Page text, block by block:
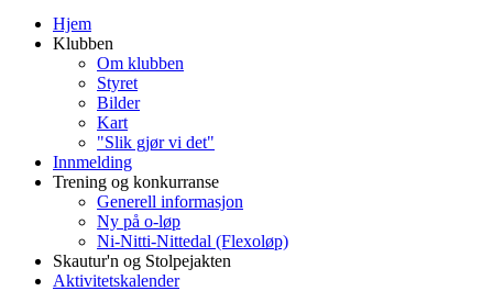
Hjem
Klubben
Om klubben
Styret
Bilder
Kart
"Slik gjør vi det"
Innmelding
Trening og konkurranse
Generell informasjon
Ny på o-løp
Ni-Nitti-Nittedal (Flexoløp)
Skautur'n og Stolpejakten
Aktivitetskalender